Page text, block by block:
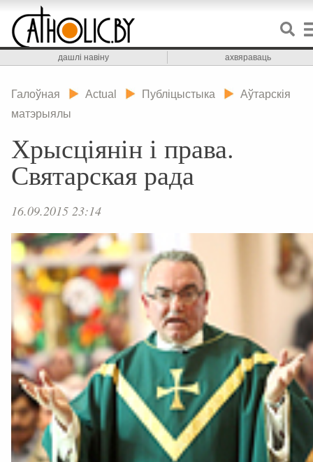
дашлі навіну ахвяраваць
Галоўная Actual Публіцыстыка
Аўтарскія
матэрыялы
Хрысціянін і права.
Святарская рада
16.09.2015 23:14